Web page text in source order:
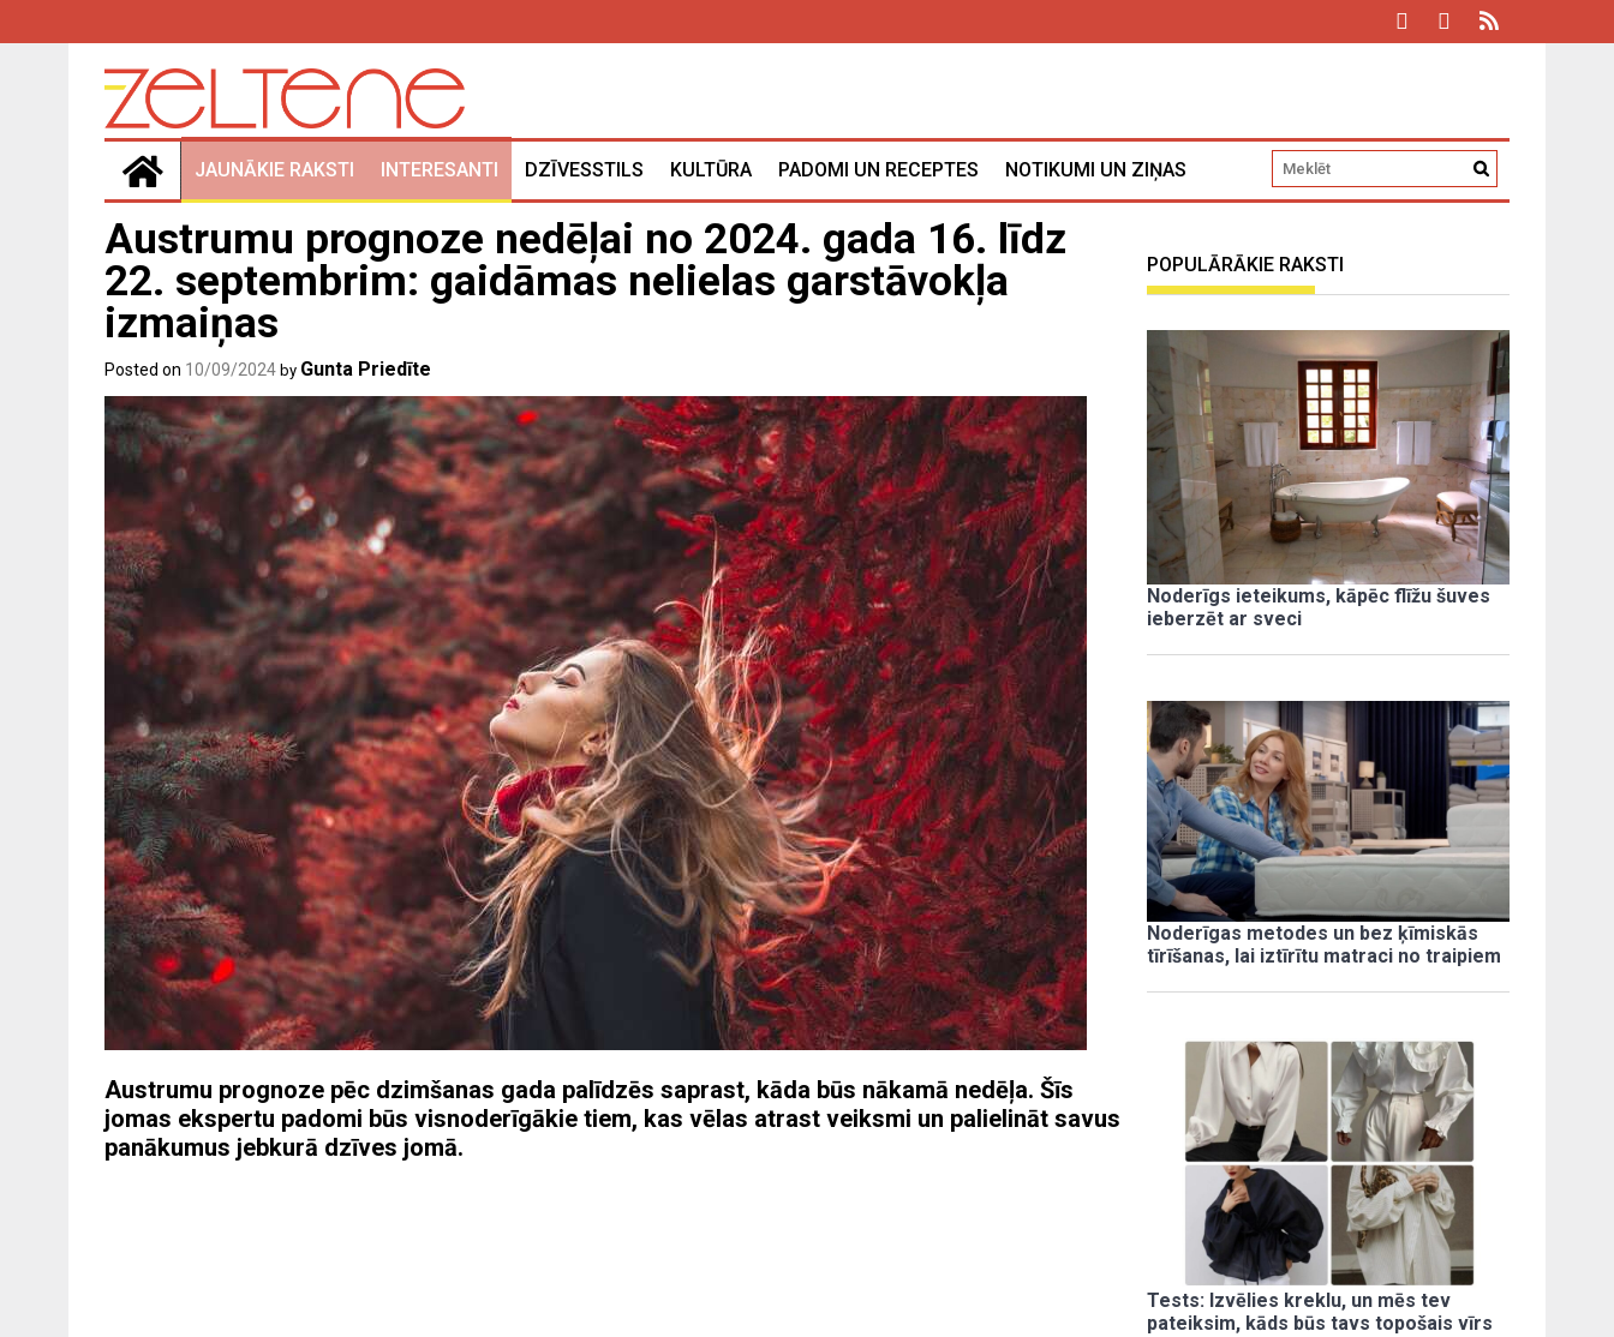
JAUNĀKIE RAKSTI INTERESANTI DZĪVESSTILS KULTŪRA PADOMI UN RECEPTES NOTIKUMI UN ZIŅAS
Austrumu prognoze nedēļai no 2024. gada 16. līdz
22. septembrim: gaidāmas nelielas garstāvokļa
izmaiņas
Posted on 10/09/2024 by Gunta Priedīte
Austrumu prognoze pēc dzimšanas gada palīdzēs saprast, kāda būs nākamā nedēļa. Šīs
jomas ekspertu padomi būs visnoderīgākie tiem, kas vēlas atrast veiksmi un palielināt savus
panākumus jebkurā dzīves jomā.
POPULĀRĀKIE RAKSTI
Noderīgs ieteikums, kāpēc flīžu šuves
ieberzēt ar sveci
Noderīgas metodes un bez ķīmiskās
tīrīšanas, lai iztīrītu matraci no traipiem
Tests: Izvēlies kreklu, un mēs tev
pateiksim, kāds būs tavs topošais vīrs